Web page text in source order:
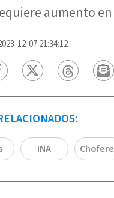
aumento
12-07 21:34:12
INA